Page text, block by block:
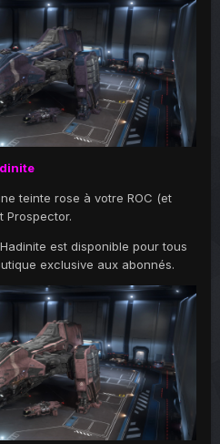
teinte rose à votre ROC (et
Prospector.
est disponible pour tous
exclusive aux abonnés.